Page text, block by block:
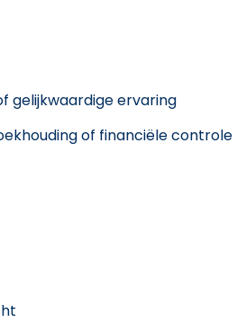
gelijkwaardige ervaring
of financiële controle